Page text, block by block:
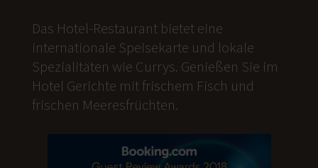
Das Hotel-Restaurant bietet eine
internationale Speisekarte und lokale
Spezialitäten wie Currys. Genießen Sie im
Hotel Gerichte mit frischem Fisch und
frischen Meeresfrüchten.